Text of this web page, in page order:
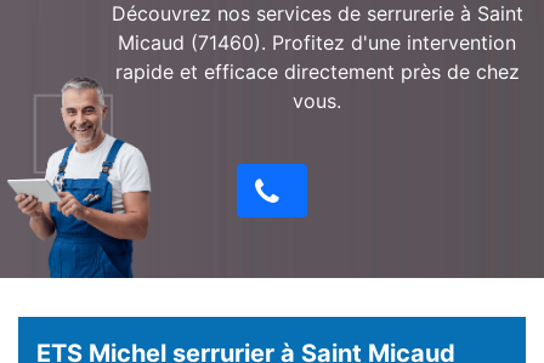
Découvrez nos services de serrurerie à Saint
Micaud (71460). Profitez d'une intervention
rapide et efficace directement près de chez
vous.
ETS Michel serrurier à Saint Micaud